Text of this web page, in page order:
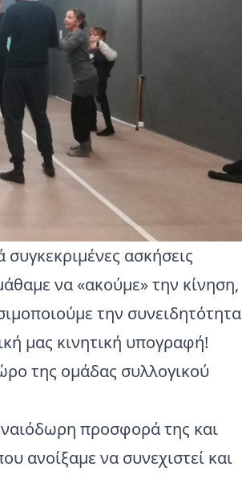
ασκήσεις
να «ακούμε» την κίνηση,
την συνειδητότητα
μας κινητική υπογραφή!
της ομάδας συλλογικού
προσφορά της και
ανοίξαμε να συνεχιστεί και